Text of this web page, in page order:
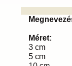
Méret:
3 cm
5 cm